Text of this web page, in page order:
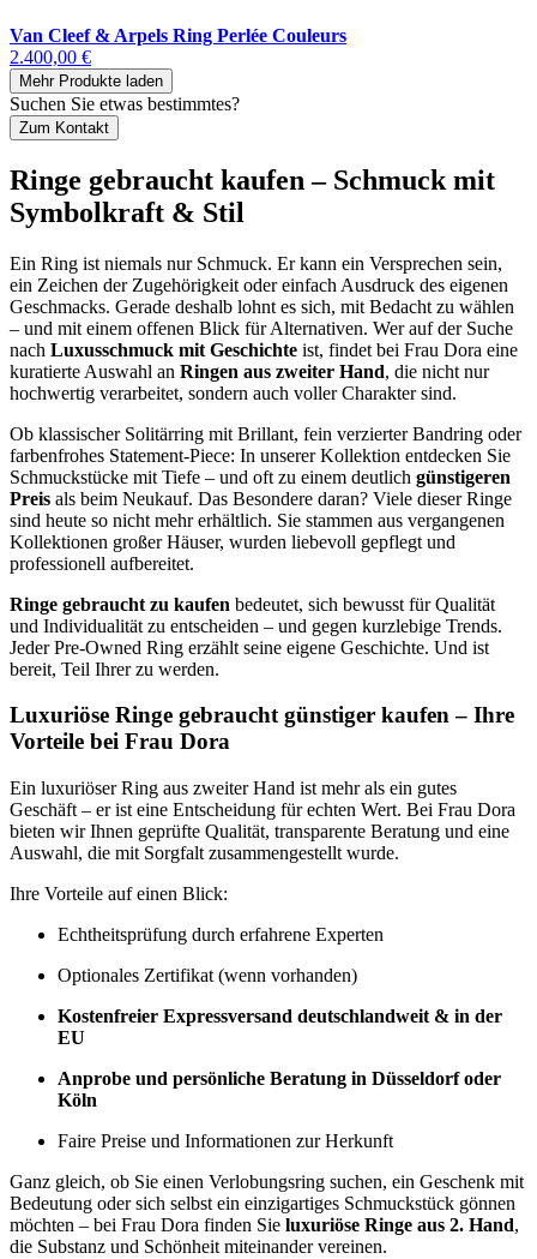
Van Cleef & Arpels Ring Perlée Couleurs
2.400,00 €
Mehr Produkte laden
Suchen Sie etwas bestimmtes?
Zum Kontakt
Ringe gebraucht kaufen – Schmuck mit
Symbolkraft & Stil
Ein Ring ist niemals nur Schmuck. Er kann ein Versprechen sein,
ein Zeichen der Zugehörigkeit oder einfach Ausdruck des eigenen
Geschmacks. Gerade deshalb lohnt es sich, mit Bedacht zu wählen
– und mit einem offenen Blick für Alternativen. Wer auf der Suche
nach Luxusschmuck mit Geschichte ist, findet bei Frau Dora eine
kuratierte Auswahl an Ringen aus zweiter Hand, die nicht nur
hochwertig verarbeitet, sondern auch voller Charakter sind.
Ob klassischer Solitärring mit Brillant, fein verzierter Bandring oder
farbenfrohes Statement-Piece: In unserer Kollektion entdecken Sie
Schmuckstücke mit Tiefe – und oft zu einem deutlich günstigeren
Preis als beim Neukauf. Das Besondere daran? Viele dieser Ringe
sind heute so nicht mehr erhältlich. Sie stammen aus vergangenen
Kollektionen großer Häuser, wurden liebevoll gepflegt und
professionell aufbereitet.
Ringe gebraucht zu kaufen bedeutet, sich bewusst für Qualität
und Individualität zu entscheiden – und gegen kurzlebige Trends.
Jeder Pre-Owned Ring erzählt seine eigene Geschichte. Und ist
bereit, Teil Ihrer zu werden.
Luxuriöse Ringe gebraucht günstiger kaufen – Ihre
Vorteile bei Frau Dora
Ein luxuriöser Ring aus zweiter Hand ist mehr als ein gutes
Geschäft – er ist eine Entscheidung für echten Wert. Bei Frau Dora
bieten wir Ihnen geprüfte Qualität, transparente Beratung und eine
Auswahl, die mit Sorgfalt zusammengestellt wurde.
Ihre Vorteile auf einen Blick:
Echtheitsprüfung durch erfahrene Experten
Optionales Zertifikat (wenn vorhanden)
Kostenfreier Expressversand deutschlandweit & in der
EU
Anprobe und persönliche Beratung in Düsseldorf oder
Köln
Faire Preise und Informationen zur Herkunft
Ganz gleich, ob Sie einen Verlobungsring suchen, ein Geschenk mit
Bedeutung oder sich selbst ein einzigartiges Schmuckstück gönnen
möchten – bei Frau Dora finden Sie luxuriöse Ringe aus 2. Hand,
die Substanz und Schönheit miteinander vereinen.